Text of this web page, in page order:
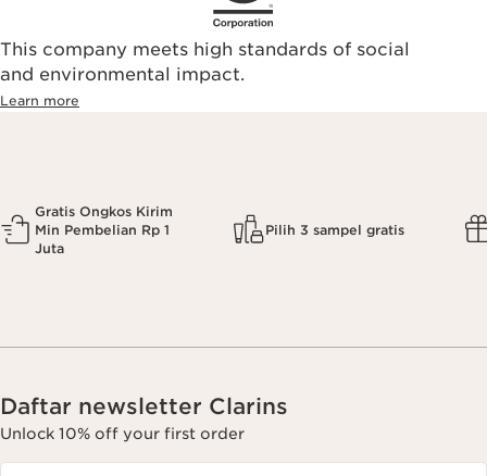
This company meets high standards of social
and environmental impact.
Learn more
Gratis Ongkos Kirim
Min Pembelian Rp 1
Juta
Pilih 3 sampel gratis
Daftar newsletter Clarins
Unlock 10% off your first order